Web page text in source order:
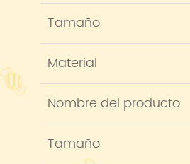
Tamaño
Material
Nombre del producto
Tamaño